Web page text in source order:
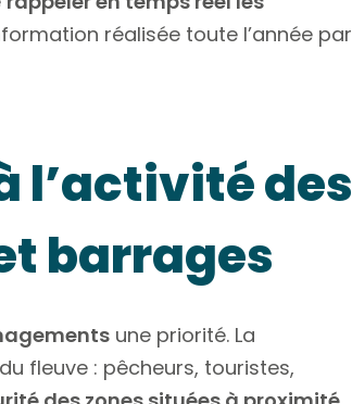
réalisée toute l’année par
l’activité des
barrages
une priorité. La
fleuve : pêcheurs, touristes,